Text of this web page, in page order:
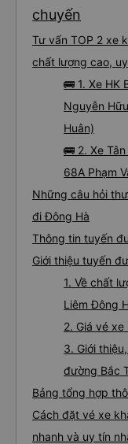
chuyến
Tư vấn TOP 2 xe
chất lượng cao,
🚌 1. Xe HK
Nguyễn
Huân)
🚌 2. Xe
68A Phạm
Những câu hỏi
đi Đông Hà
Thông tin tuyến
Giới thiệu tuyến
1. Về chất
Liêm Đông
2. Giá vé
3. Giới
đường Bắc
Bảng tổng hợp
Cách đặt vé xe
nhanh và uy tín